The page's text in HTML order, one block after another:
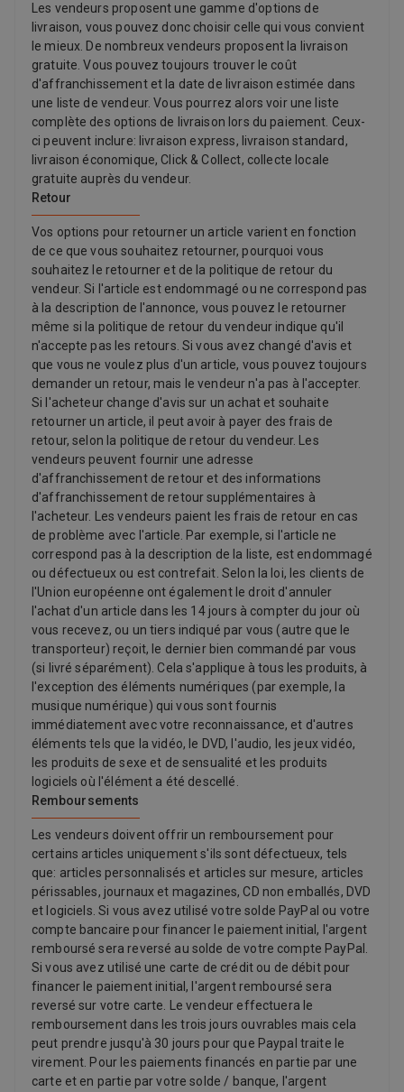
Les vendeurs proposent une gamme d'options de
livraison, vous pouvez donc choisir celle qui vous convient
le mieux. De nombreux vendeurs proposent la livraison
gratuite. Vous pouvez toujours trouver le coût
d'affranchissement et la date de livraison estimée dans
une liste de vendeur. Vous pourrez alors voir une liste
complète des options de livraison lors du paiement. Ceux-
ci peuvent inclure: livraison express, livraison standard,
livraison économique, Click & Collect, collecte locale
gratuite auprès du vendeur.
Retour
Vos options pour retourner un article varient en fonction
de ce que vous souhaitez retourner, pourquoi vous
souhaitez le retourner et de la politique de retour du
vendeur. Si l'article est endommagé ou ne correspond pas
à la description de l'annonce, vous pouvez le retourner
même si la politique de retour du vendeur indique qu'il
n'accepte pas les retours. Si vous avez changé d'avis et
que vous ne voulez plus d'un article, vous pouvez toujours
demander un retour, mais le vendeur n'a pas à l'accepter.
Si l'acheteur change d'avis sur un achat et souhaite
retourner un article, il peut avoir à payer des frais de
retour, selon la politique de retour du vendeur. Les
vendeurs peuvent fournir une adresse
d'affranchissement de retour et des informations
d'affranchissement de retour supplémentaires à
l'acheteur. Les vendeurs paient les frais de retour en cas
de problème avec l'article. Par exemple, si l'article ne
correspond pas à la description de la liste, est endommagé
ou défectueux ou est contrefait. Selon la loi, les clients de
l'Union européenne ont également le droit d'annuler
l'achat d'un article dans les 14 jours à compter du jour où
vous recevez, ou un tiers indiqué par vous (autre que le
transporteur) reçoit, le dernier bien commandé par vous
(si livré séparément). Cela s'applique à tous les produits, à
l'exception des éléments numériques (par exemple, la
musique numérique) qui vous sont fournis
immédiatement avec votre reconnaissance, et d'autres
éléments tels que la vidéo, le DVD, l'audio, les jeux vidéo,
les produits de sexe et de sensualité et les produits
logiciels où l'élément a été descellé.
Remboursements
Les vendeurs doivent offrir un remboursement pour
certains articles uniquement s'ils sont défectueux, tels
que: articles personnalisés et articles sur mesure, articles
périssables, journaux et magazines, CD non emballés, DVD
et logiciels. Si vous avez utilisé votre solde PayPal ou votre
compte bancaire pour financer le paiement initial, l'argent
remboursé sera reversé au solde de votre compte PayPal.
Si vous avez utilisé une carte de crédit ou de débit pour
financer le paiement initial, l'argent remboursé sera
reversé sur votre carte. Le vendeur effectuera le
remboursement dans les trois jours ouvrables mais cela
peut prendre jusqu'à 30 jours pour que Paypal traite le
virement. Pour les paiements financés en partie par une
carte et en partie par votre solde / banque, l'argent